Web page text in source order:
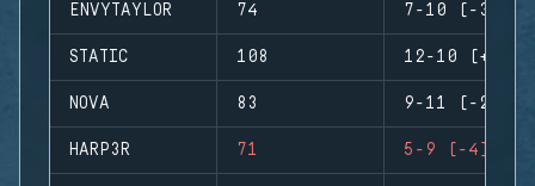
ENVYTAYLOR 74 7-10 (-3)
STATIC 108 12-10 (+2)
NOVA 83 9-11 (-2)
HARP3R 71 5-9 (-4)